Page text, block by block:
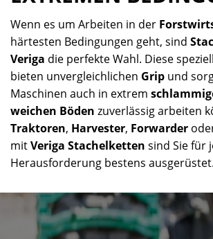
Wenn es um Arbeiten in der
härtesten Bedingungen geht, sind
Veriga die perfekte Wahl. Diese
bieten unvergleichlichen Grip und
Maschinen auch in extrem
weichen Böden zuverlässig arbeiten
Traktoren, Harvester, Forwarder
mitVeriga Stachelketten sind Sie für
Herausforderung bestens ausgerüstet.